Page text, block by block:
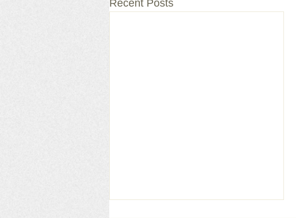
Recent Posts